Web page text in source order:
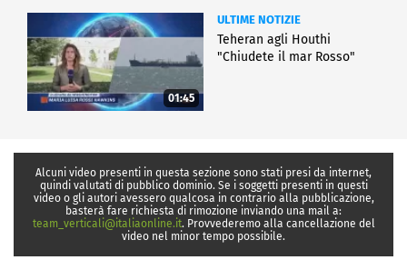
01:45
ULTIME NOTIZIE
Teheran agli Houthi
"Chiudete il mar Rosso"
Alcuni video presenti in questa sezione sono stati presi da internet,
quindi valutati di pubblico dominio. Se i soggetti presenti in questi
video o gli autori avessero qualcosa in contrario alla pubblicazione,
basterà fare richiesta di rimozione inviando una mail a:
team_verticali@italiaonline.it. Provvederemo alla cancellazione del
video nel minor tempo possibile.